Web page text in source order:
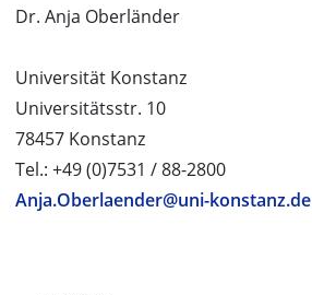
Dr. Anja Oberländer
Universität Konstanz
Universitätsstr. 10
78457 Konstanz
Tel.: +49 (0)7531 / 88-2800
Anja.Oberlaender@uni-konstanz.de